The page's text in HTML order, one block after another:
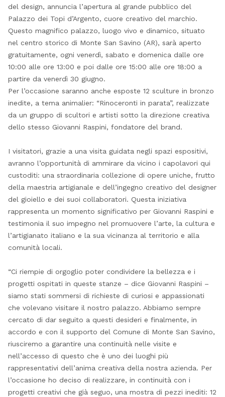
del design, annuncia l’apertura al grande pubblico del
Palazzo dei Topi d’Argento, cuore creativo del marchio.
Questo magnifico palazzo, luogo vivo e dinamico, situato
nel centro storico di Monte San Savino (AR), sarà aperto
gratuitamente, ogni venerdì, sabato e domenica dalle ore
10:00 alle ore 13:00 e poi dalle ore 15:00 alle ore 18:00 a
partire da venerdì 30 giugno.
Per l’occasione saranno anche esposte 12 sculture in bronzo
inedite, a tema animalier: “Rinoceronti in parata”, realizzate
da un gruppo di scultori e artisti sotto la direzione creativa
dello stesso Giovanni Raspini, fondatore del brand.
I visitatori, grazie a una visita guidata negli spazi espositivi,
avranno l’opportunità di ammirare da vicino i capolavori qui
custoditi: una straordinaria collezione di opere uniche, frutto
della maestria artigianale e dell’ingegno creativo del designer
del gioiello e dei suoi collaboratori. Questa iniziativa
rappresenta un momento significativo per Giovanni Raspini e
testimonia il suo impegno nel promuovere l’arte, la cultura e
l’artigianato italiano e la sua vicinanza al territorio e alla
comunità locali.
“Ci riempie di orgoglio poter condividere la bellezza e i
progetti ospitati in queste stanze – dice Giovanni Raspini –
siamo stati sommersi di richieste di curiosi e appassionati
che volevano visitare il nostro palazzo. Abbiamo sempre
cercato di dar seguito a questi desideri e finalmente, in
accordo e con il supporto del Comune di Monte San Savino,
riusciremo a garantire una continuità nelle visite e
nell’accesso di questo che è uno dei luoghi più
rappresentativi dell’anima creativa della nostra azienda. Per
l’occasione ho deciso di realizzare, in continuità con i
progetti creativi che già seguo, una mostra di pezzi inediti: 12